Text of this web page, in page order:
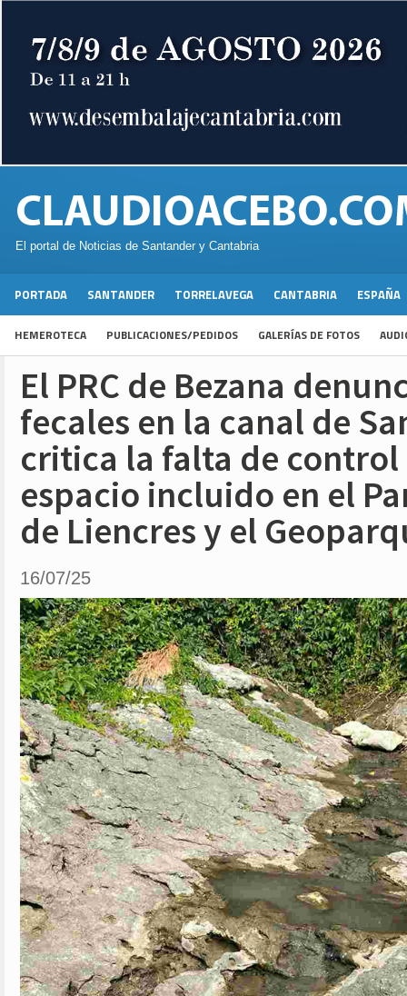
El portal de Noticias de Santander y Cantabria
PORTADA SANTANDER TORRELAVEGA CANTABRIA ESPAÑA
HEMEROTECA PUBLICACIONES/PEDIDOS GALERÍAS DE FOTOS
El PRC de Bezana
fecales en la canal de
critica la falta de control
espacio incluido en el
de Liencres y el
16/07/25